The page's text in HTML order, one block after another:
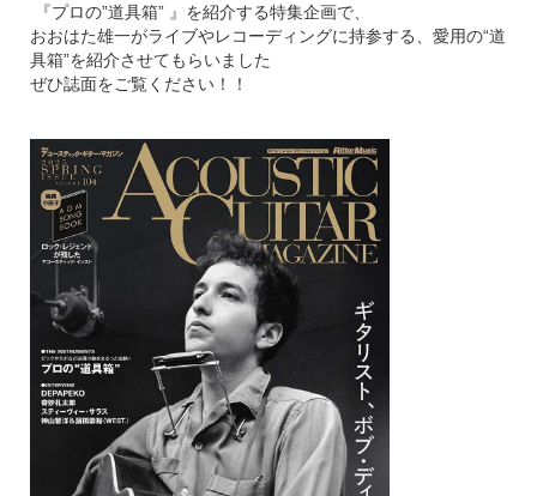
『プロの”道具箱” 』を紹介する特集企画で、
おおはた雄一がライブやレコーディングに持参する、愛用の“道
具箱”を紹介させてもらいました
ぜひ誌面をご覧ください！！